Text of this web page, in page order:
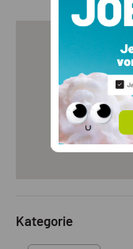
Kategorie